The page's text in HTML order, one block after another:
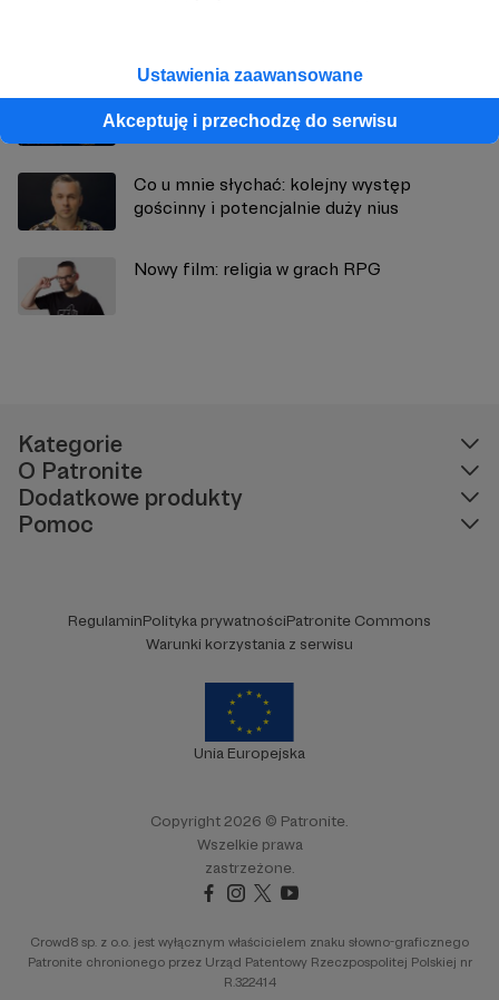
Ustawienia zaawansowane
Akceptuję i przechodzę do serwisu
Zapraszam do Torunia 🍪
Co u mnie słychać: kolejny występ
gościnny i potencjalnie duży nius
Nowy film: religia w grach RPG
Kategorie
O Patronite
Dodatkowe produkty
Pomoc
RegulaminPolityka prywatnościPatronite Commons
Warunki korzystania z serwisu
Unia Europejska
Copyright 2026 © Patronite.
Wszelkie prawa
zastrzeżone.
Crowd8 sp. z o.o. jest wyłącznym właścicielem znaku słowno-graficznego
Patronite chronionego przez Urząd Patentowy Rzeczpospolitej Polskiej nr
R.322414